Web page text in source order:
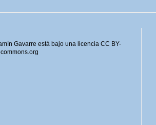
Gavarre está bajo una licencia CC BY-